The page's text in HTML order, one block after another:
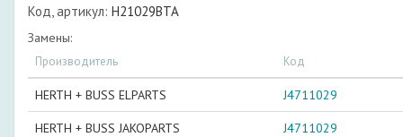
Код, артикул: H21029BTA
Замены:
Производитель Код
HERTH + BUSS ELPARTS J4711029
HERTH + BUSS JAKOPARTS J4711029